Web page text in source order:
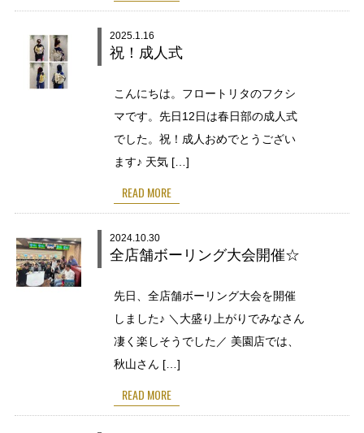
2025.1.16
祝！成人式
こんにちは。フロートリタのフクシ
マです。先日12日は春日部の成人式
でした。祝！成人おめでとうござい
ます♪ 天気 […]
READ MORE
2024.10.30
全店舗ボーリング大会開催☆
先日、全店舗ボーリング大会を開催
しました♪ ＼大盛り上がりでみなさん
凄く楽しそうでした／ 美園店では、
秋山さん […]
READ MORE